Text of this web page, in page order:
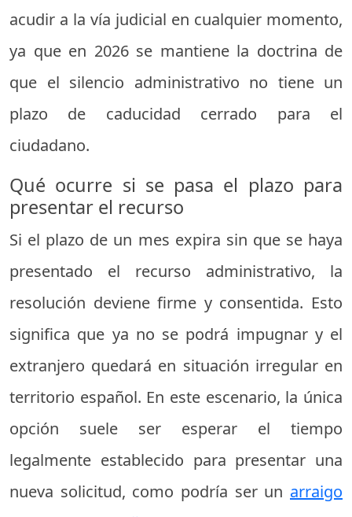
acudir a la vía judicial en cualquier momento,
ya que en 2026 se mantiene la doctrina de
que el silencio administrativo no tiene un
plazo de caducidad cerrado para el
ciudadano.
Qué ocurre si se pasa el plazo para
presentar el recurso
Si el plazo de un mes expira sin que se haya
presentado el recurso administrativo, la
resolución deviene firme y consentida. Esto
significa que ya no se podrá impugnar y el
extranjero quedará en situación irregular en
territorio español. En este escenario, la única
opción suele ser esperar el tiempo
legalmente establecido para presentar una
nueva solicitud, como podría ser un arraigo